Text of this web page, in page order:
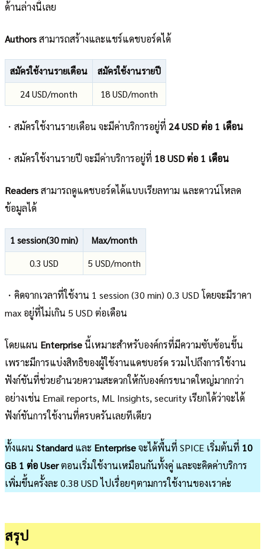
ด้านล่างนี้เลย
Authorsสามารถสร้างและแชร์แดชบอร์ดได้
สมัครใช้งานรายเดือน
สมัครใช้งานรายปี
24 USD/month
18 USD/month
・สมัครใช้งานรายเดือน จะมีค่าบริการอยู่ที่ 24 USD ต่อ 1 เดือน
・สมัครใช้งานรายปี จะมีค่าบริการอยู่ที่ 18 USD ต่อ 1 เดือน
Readersสามารถดูแดชบอร์ดได้แบบเรียลทาม และดาวน์โหลด
ข้อมูลได้
1 session(30 min)
Max/month
0.3 USD
5 USD/month
・คิดจากเวลาที่ใช้งาน 1 session (30 min) 0.3 USD โดยจะมีราคา
max อยู่ที่ไม่เกิน 5 USD ต่อเดือน
โดยแผน Enterpriseนี้เหมาะสำหรับองค์กรที่มีความซับซ้อนขึ้น
เพราะมีการแบ่งสิทธิของผู้ใช้งานแดชบอร์ด รวมไปถึงการใช้งาน
ฟังก์ชันที่ช่วยอำนวยความสะดวกให้กับองค์กรขนาดใหญ่มากกว่า
อย่างเช่น Email reports, ML Insights, security เรียกได้ว่าจะได้
ฟังก์ชันการใช้งานที่ครบครันเลยทีเดียว
ทั้งแผน Standard และ Enterpriseจะได้พื้นที่ SPICE เริ่มต้นที่ 10
GB 1 ต่อ Userตอนเริ่มใช้งานเหมือนกันทั้งคู่ และจะคิดค่าบริการ
เพิ่มขึ้นครั้งละ 0.38 USD ไปเรื่อยๆตามการใช้งานของเราค่ะ
สรุป